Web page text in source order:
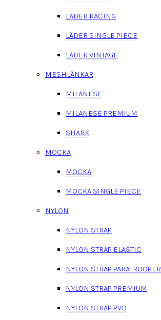
LÄDER RACING
LÄDER SINGLE PIECE
LÄDER VINTAGE
MESHLÄNKAR
MILANESE
MILANESE PREMIUM
SHARK
MOCKA
MOCKA
MOCKA SINGLE PIECE
NYLON
NYLON STRAP
NYLON STRAP ELASTIC
NYLON STRAP PARATROOPER
NYLON STRAP PREMIUM
NYLON STRAP PVD